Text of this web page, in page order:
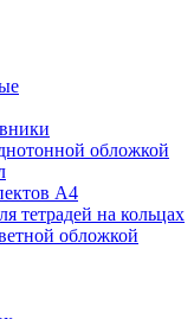
обложкой
А4
тетрадей на кольцах
обложкой